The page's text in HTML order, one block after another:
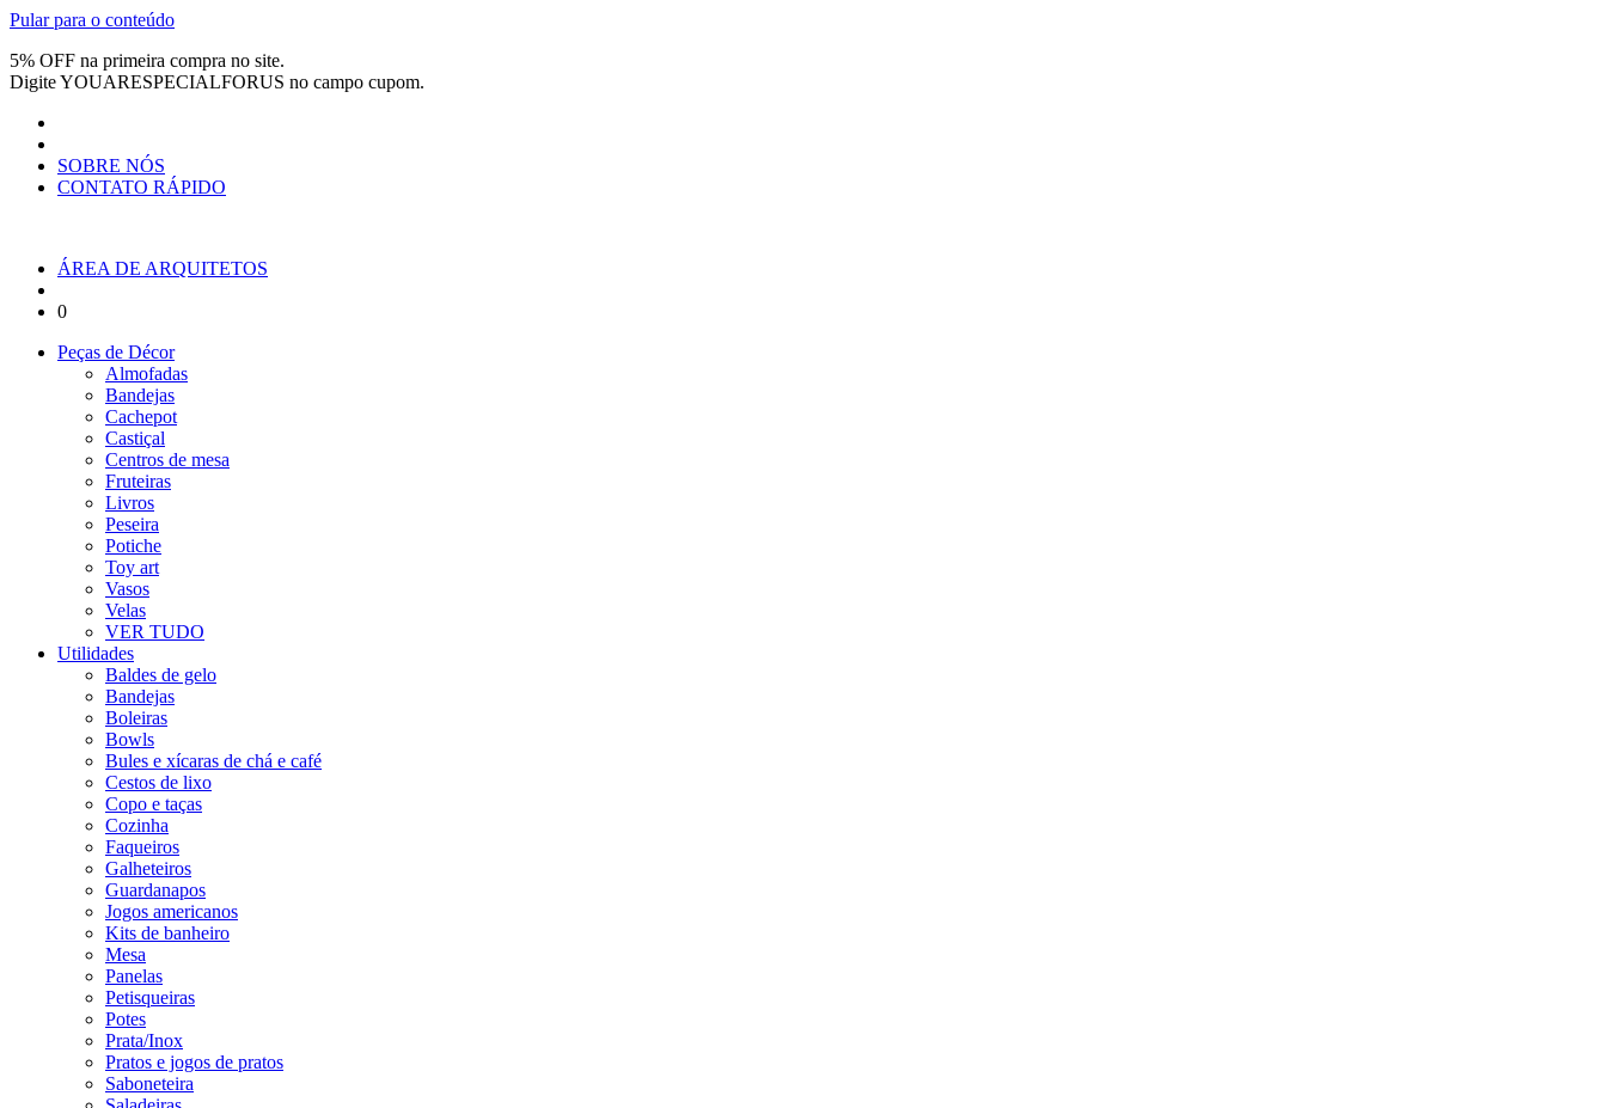
Pular para o conteúdo
5% OFF na primeira compra no site.
DigiteYOUARESPECIALFORUS no campo cupom.
SOBRE NÓS
CONTATO RÁPIDO
ÁREA DE ARQUITETOS
0
Peças de Décor
Almofadas
Bandejas
Cachepot
Castiçal
Centros de mesa
Fruteiras
Livros
Peseira
Potiche
Toy art
Vasos
Velas
VER TUDO
Utilidades
Baldes de gelo
Bandejas
Boleiras
Bowls
Bules e xícaras de chá e café
Cestos de lixo
Copo e taças
Cozinha
Faqueiros
Galheteiros
Guardanapos
Jogos americanos
Kits de banheiro
Mesa
Panelas
Petisqueiras
Potes
Prata/Inox
Pratos e jogos de pratos
Saboneteira